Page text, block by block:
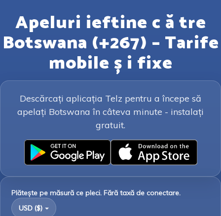
Apeluri ieftine c ă tre
Botswana (+267) – Tarife
mobile ș i fixe
Descărcați aplicația Telz pentru a începe să
apelați Botswana în câteva minute - instalați
gratuit.
Plătește pe măsură ce pleci. Fără taxă de conectare.
USD ($)